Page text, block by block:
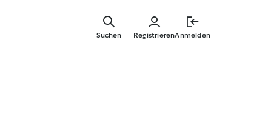
RegistrierenAnmelden
Suchen